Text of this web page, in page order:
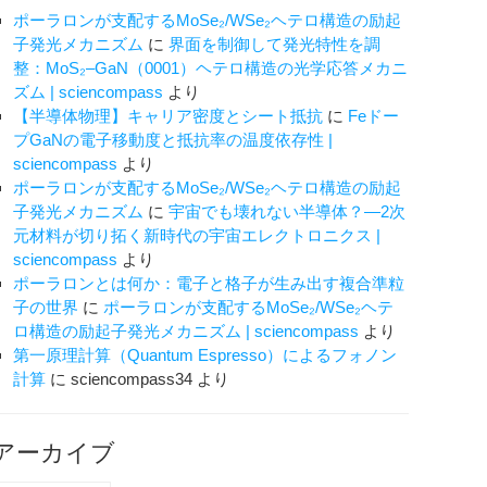
ポーラロンが支配するMoSe₂/WSe₂ヘテロ構造の励起
子発光メカニズム に 界面を制御して発光特性を調
整：MoS₂–GaN（0001）ヘテロ構造の光学応答メカニ
ズム | sciencompass より
【半導体物理】キャリア密度とシート抵抗 に Feドー
プGaNの電子移動度と抵抗率の温度依存性 |
sciencompass より
ポーラロンが支配するMoSe₂/WSe₂ヘテロ構造の励起
子発光メカニズム に 宇宙でも壊れない半導体？―2次
元材料が切り拓く新時代の宇宙エレクトロニクス |
sciencompass より
ポーラロンとは何か：電子と格子が生み出す複合準粒
子の世界 に ポーラロンが支配するMoSe₂/WSe₂ヘテ
ロ構造の励起子発光メカニズム | sciencompass より
第一原理計算（Quantum Espresso）によるフォノン
計算 に sciencompass34 より
ーカイブ